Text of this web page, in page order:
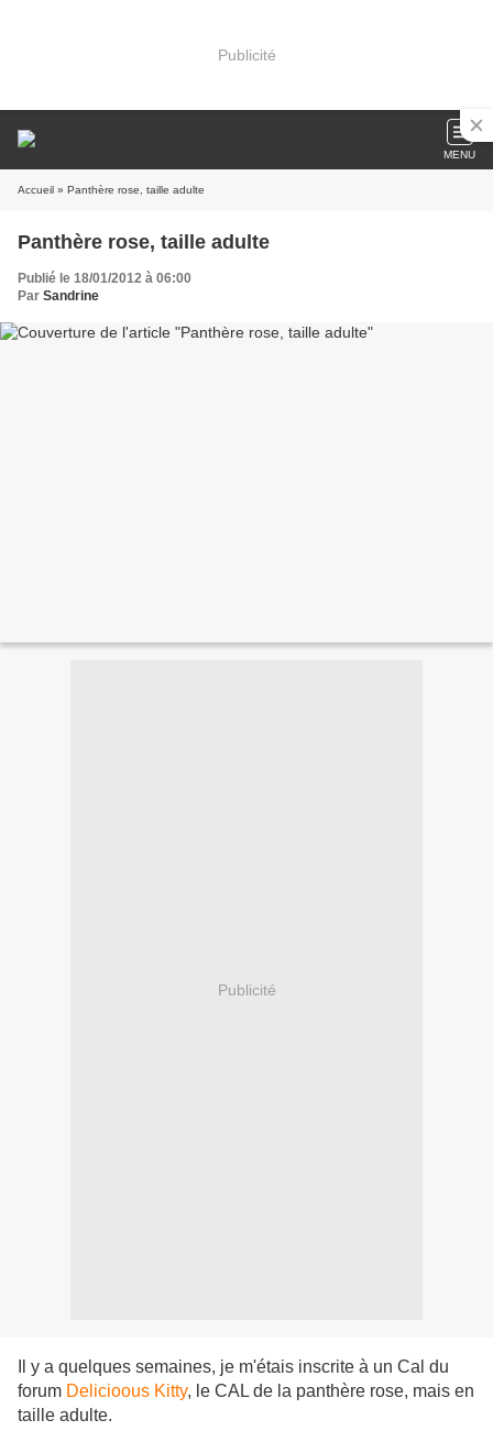
Publicité
MENU
Accueil » Panthère rose, taille adulte
Panthère rose, taille adulte
Publié le 18/01/2012 à 06:00
Par Sandrine
Publicité
Il y a quelques semaines, je m'étais inscrite à un Cal du
forum Delicioous Kitty, le CAL de la panthère rose, mais en
taille adulte.